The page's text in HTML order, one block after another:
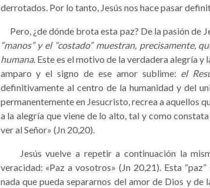
derrotados. Por lo tanto, Jesús nos hace pasar
Pero, ¿de dónde brota esta paz? De la pasión de
“manos” y el “costado” muestran, precisamente,
humana. Este es el motivo de la verdadera alegría
amparo y el signo de ese amor sublime: el
definitivamente al centro de la humanidad y del
permanentemente en Jesucristo, recrea a aquellos
a la alegría que viene de lo alto, tal y como
ver al Señor» (Jn 20,20).
Jesús vuelve a repetir a continuación la
veracidad: «Paz a vosotros» (Jn 20,21). Esta
nada que pueda separarnos del amor de Dios y